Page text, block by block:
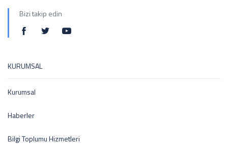
Bizi takip edin
KURUMSAL
Kurumsal
Haberler
Bilgi Toplumu Hizmetleri